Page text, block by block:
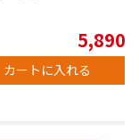
5,890
カートに入れる